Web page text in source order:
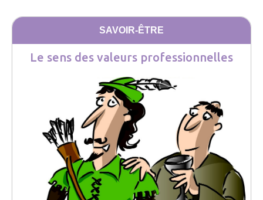
SAVOIR-ÊTRE
Le sens des valeurs professionnelles